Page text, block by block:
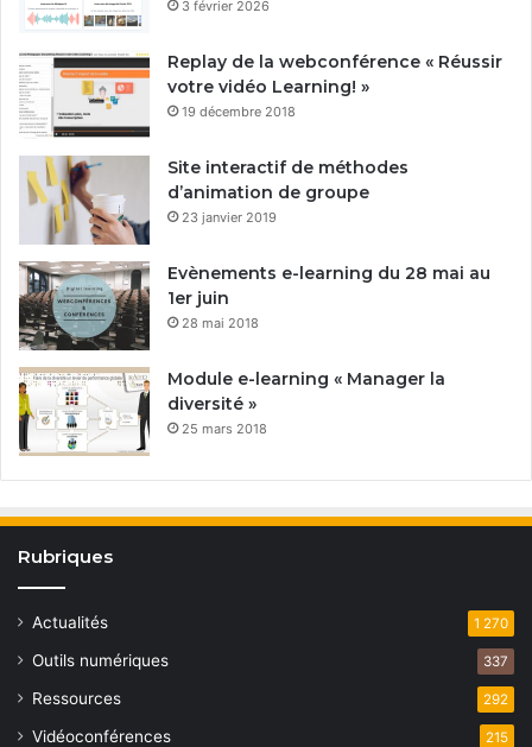
3 février 2026
Replay de la webconférence « Réussir
votre vidéo Learning! »
19 décembre 2018
Site interactif de méthodes
d’animation de groupe
23 janvier 2019
Evènements e-learning du 28 mai au
1er juin
28 mai 2018
Module e-learning « Manager la
diversité »
25 mars 2018
Rubriques
Actualités 1 270
Outils numériques 337
Ressources 292
Vidéoconférences 215